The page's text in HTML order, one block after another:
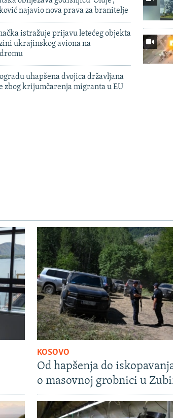
najavio nova prava za branitelje
istražuje prijavu letećeg objekta
ukrajinskog aviona na
uhapšena dvojica državljana
zbog krijumčarenja migranta u EU
KOSOVO
Od hapšenja do
o masovnoj grobnici u